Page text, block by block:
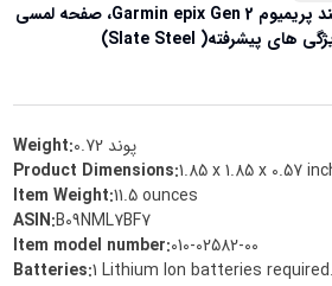
ساعت هوشمند پریمیوم Garmin epix Gen 2، صفحه لمسی
Weight:0.72 پوند
Product Dimensions:1.85 x 1.85 x 0.57
Item Weight:11.5 ounces
ASIN:B09NML7BF7
Item model number:010-02582-00
Batteries:1 Lithium Ion batteries